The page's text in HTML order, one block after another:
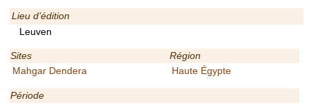
Lieu d’édition
Leuven
Sites
Région
Mahgar Dendera
Haute Égypte
Période